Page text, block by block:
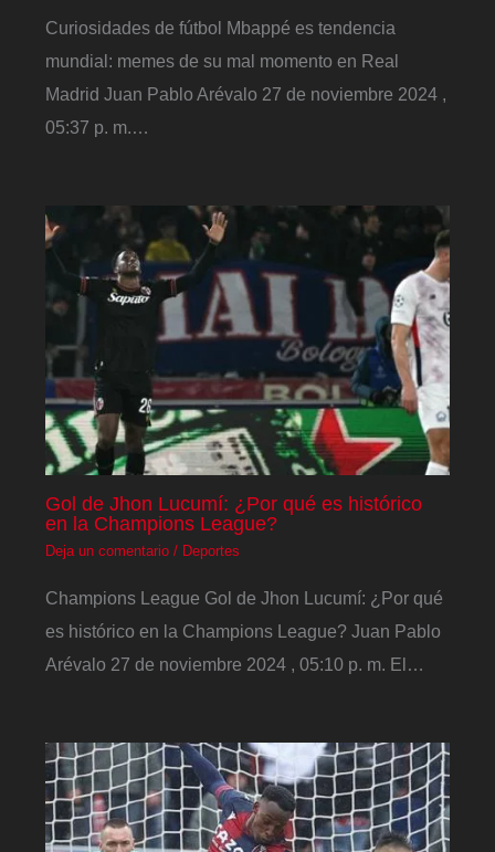
Curiosidades de fútbol Mbappé es tendencia
mundial: memes de su mal momento en Real
Madrid Juan Pablo Arévalo 27 de noviembre 2024 ,
05:37 p. m.…
Gol de Jhon Lucumí: ¿Por qué es histórico
en la Champions League?
Deja un comentario / Deportes
Champions League Gol de Jhon Lucumí: ¿Por qué
es histórico en la Champions League? Juan Pablo
Arévalo 27 de noviembre 2024 , 05:10 p. m. El…